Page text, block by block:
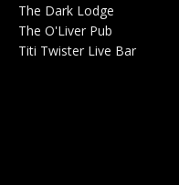
The Dark Lodge
The O'Liver Pub
Titi Twister Live Bar